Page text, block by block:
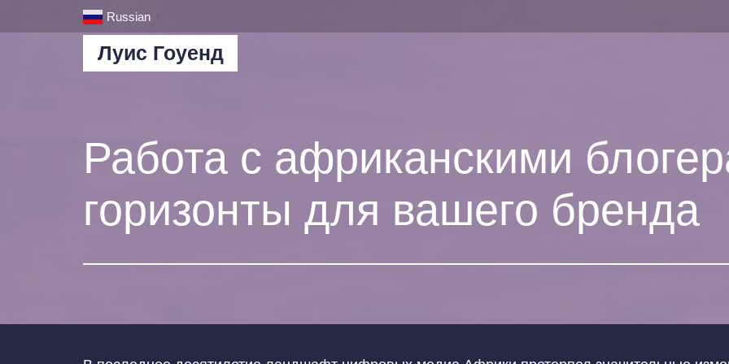
Russian ▼
Луис Гоуенд
Работа с африканскими
горизонты для вашего бренда